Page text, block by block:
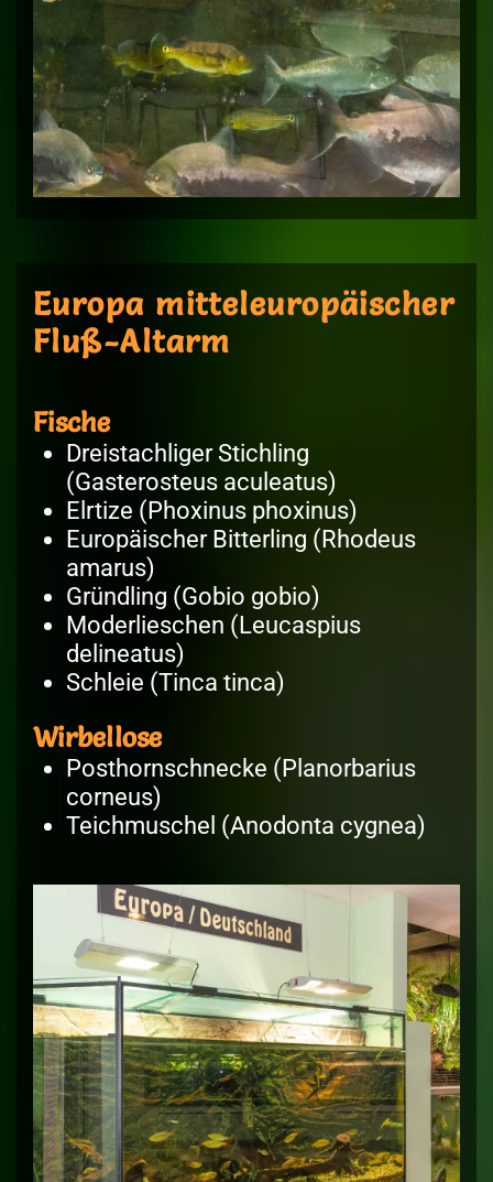
Europa mitteleuropäischer
Fluß-Altarm
Fische
Dreistachliger Stichling
(Gasterosteus aculeatus)
Elrtize (Phoxinus phoxinus)
Europäischer Bitterling (Rhodeus
amarus)
Gründling (Gobio gobio)
Moderlieschen (Leucaspius
delineatus)
Schleie (Tinca tinca)
Wirbellose
Posthornschnecke (Planorbarius
corneus)
Teichmuschel (Anodonta cygnea)